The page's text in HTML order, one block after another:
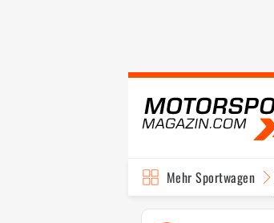
Mehr Sportwagen